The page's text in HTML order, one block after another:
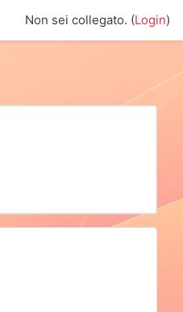
Non sei collegato. (Login)